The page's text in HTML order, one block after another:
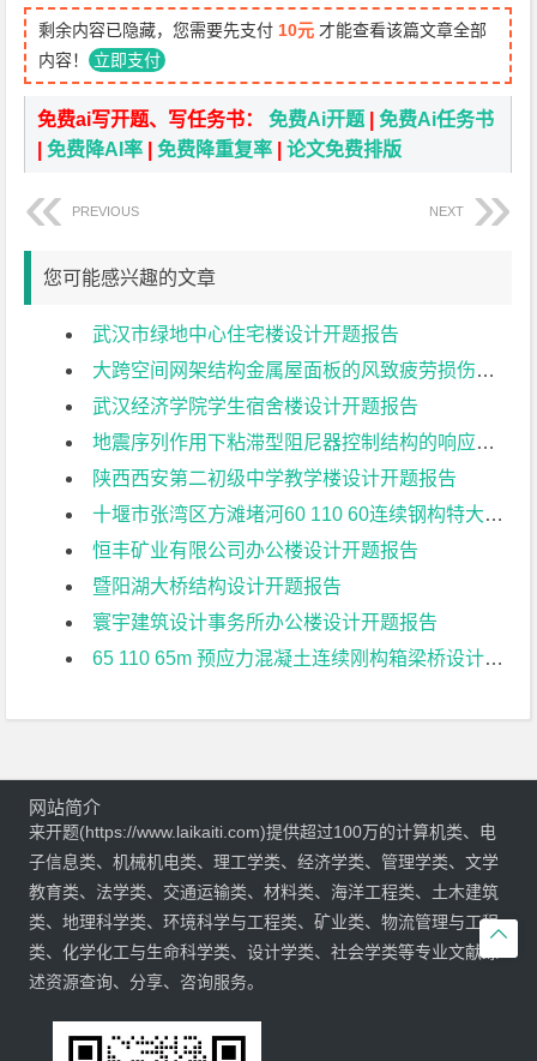
剩余内容已隐藏，您需要先支付 10元 才能查看该篇文章全部
内容！ 立即支付
免费ai写开题、写任务书：免费Ai开题 |免费Ai任务书
|免费降AI率 |免费降重复率 |论文免费排版
PREVIOUS NEXT
您可能感兴趣的文章
武汉市绿地中心住宅楼设计开题报告
大跨空间网架结构金属屋面板的风致疲劳损伤研究开题报告
武汉经济学院学生宿舍楼设计开题报告
地震序列作用下粘滞型阻尼器控制结构的响应特征研究开题报告
陕西西安第二初级中学教学楼设计开题报告
十堰市张湾区方滩堵河60 110 60连续钢构特大桥上部结构设计开题报告
恒丰矿业有限公司办公楼设计开题报告
暨阳湖大桥结构设计开题报告
寰宇建筑设计事务所办公楼设计开题报告
65 110 65m 预应力混凝土连续刚构箱梁桥设计开题报告

网站简介
来开题(https://www.laikaiti.com)提供超过100万的计算机类、电
子信息类、机械机电类、理工学类、经济学类、管理学类、文学
教育类、法学类、交通运输类、材料类、海洋工程类、土木建筑
类、地理科学类、环境科学与工程类、矿业类、物流管理与工程
类、化学化工与生命科学类、设计学类、社会学类等专业文献综
述资源查询、分享、咨询服务。